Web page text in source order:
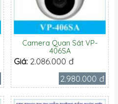
Camera Quan Sát VP-
406SA
Giá: 2.086.000 đ
2.980.000 đ